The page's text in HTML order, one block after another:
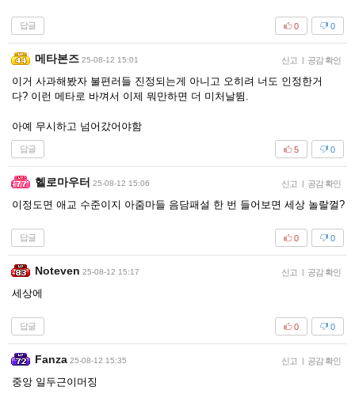
답글 0
0
메타본즈 25-08-12 15:01 신고 | 공감 확인
이거 사과해봤자 불편러들 진정되는게 아니고 오히려 너도 인정한거
다? 이런 메타로 바껴서 이제 뭐만하면 더 미처날뜀.
아예 무시하고 넘어갔어야함
답글 0
5
헬로마우터 25-08-12 15:06 신고 | 공감 확인
이정도면 애교 수준이지 아줌마들 음담패설 한 번 들어보면 세상 놀랄껄?
답글 0
0
Noteven 25-08-12 15:17 신고 | 공감 확인
세상에
답글 0
0
Fanza 25-08-12 15:35 신고 | 공감 확인
중앙 일두근이머징